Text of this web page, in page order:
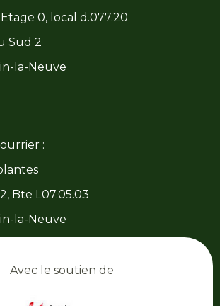
0, local d.077.20
Sud 2
la-Neuve
:
Bte L07.05.03
la-Neuve
Avec le soutien de